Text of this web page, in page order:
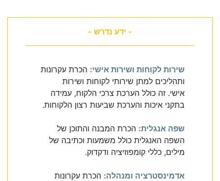
- ידע נדרש -
שירות לקוחות ושירות אישי: הכרת עקרונות
ותהליכים למתן שירותי לקוחות ושירות
אישי. זה כולל הערכת צרכי הלקוח, עמידה
בתקני איכות והערכת שביעות רצון הלקוחות.
שפה אנגלית: הכרת המבנה והתוכן של
השפה האנגלית כולל משמעות וכתיבה של
מילים, כללי קומפוזיציה ודקדוק.
אדמינסטרציה ומנהלה: הכרת עקרונות